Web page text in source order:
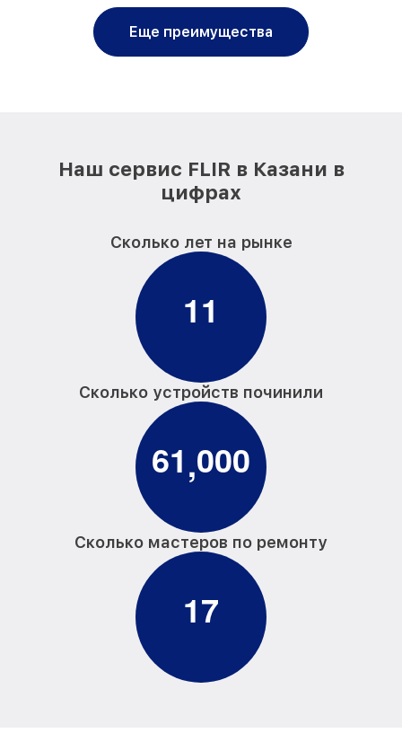
Еще преимущества
Наш сервис FLIR в Казани в
цифрах
Сколько лет на рынке
11
Сколько устройств починили
61,000
Сколько мастеров по ремонту
17